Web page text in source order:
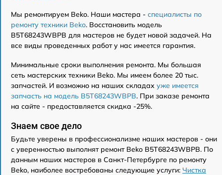
Мы ремонтируем Beko. Наши мастера - специалисты по
ремонту техники Beko. Восстановить модель
B5T68243WBPB для мастеров не будет новой задачей. На
все виды проведенных работ у нас имеется гарантия.
Минимальные сроки выполнения ремонта. Мы большая
сеть мастерских техники Beko. Мы имеем более 20 тыс.
запчастей. И возможно на наших складах уже имеется
запчасть на модель B5T68243WBPB. При заказе ремонта
на сайте - предоставляется скидка -25%.
Знаем свое дело
Будьте уверены в профессионализме наших мастеров - они
с уверенностью выполнят ремонт Beko B5T68243WBPB. По
данным наших мастеров в Санкт-Петербурге по ремонту
Beko, наиболее востребованы следующие услуги: Чистка